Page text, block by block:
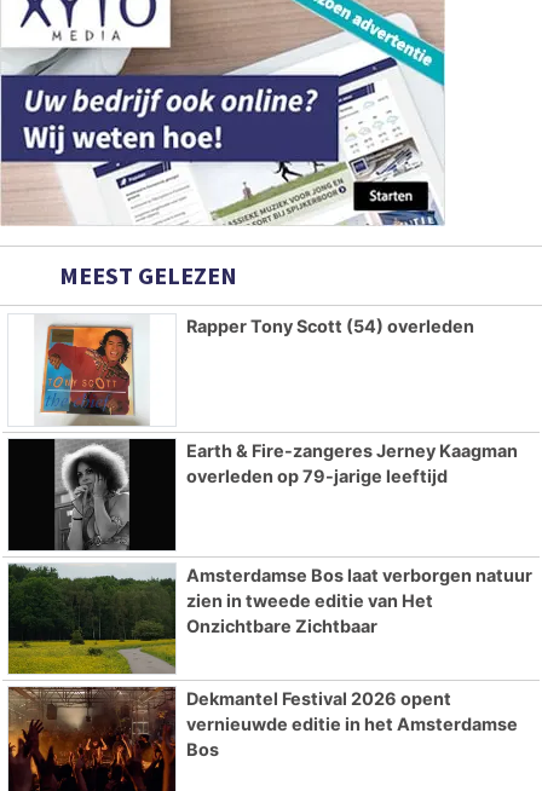
MEEST GELEZEN
Rapper Tony Scott (54) overleden
Earth & Fire-zangeres Jerney Kaagman
overleden op 79-jarige leeftijd
Amsterdamse Bos laat verborgen natuur
zien in tweede editie van Het
Onzichtbare Zichtbaar
Dekmantel Festival 2026 opent
vernieuwde editie in het Amsterdamse
Bos